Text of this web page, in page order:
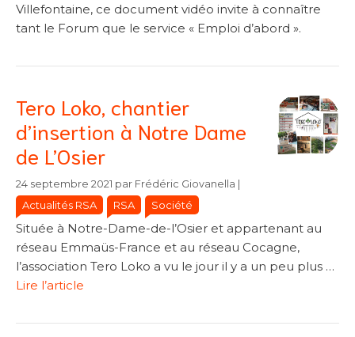
Villefontaine, ce document vidéo invite à connaître
tant le Forum que le service « Emploi d’abord ».
Tero Loko, chantier
d’insertion à Notre Dame
de L’Osier
24 septembre 2021 par Frédéric Giovanella
Actualités RSA RSA Société
Située à Notre-Dame-de-l’Osier et appartenant au
réseau Emmaüs-France et au réseau Cocagne,
l’association Tero Loko a vu le jour il y a un peu plus …
Lire l’article